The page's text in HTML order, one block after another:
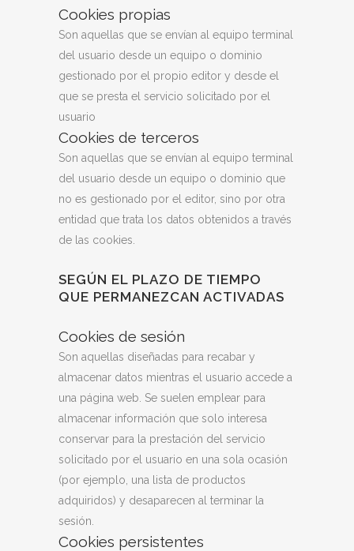
Cookies propias
Son aquellas que se envían al equipo terminal
del usuario desde un equipo o dominio
gestionado por el propio editor y desde el
que se presta el servicio solicitado por el
usuario
Cookies de terceros
Son aquellas que se envían al equipo terminal
del usuario desde un equipo o dominio que
no es gestionado por el editor, sino por otra
entidad que trata los datos obtenidos a través
de las cookies.
SEGÚN EL PLAZO DE TIEMPO
QUE PERMANEZCAN ACTIVADAS
Cookies de sesión
Son aquellas diseñadas para recabar y
almacenar datos mientras el usuario accede a
una página web. Se suelen emplear para
almacenar información que solo interesa
conservar para la prestación del servicio
solicitado por el usuario en una sola ocasión
(por ejemplo, una lista de productos
adquiridos) y desaparecen al terminar la
sesión.
Cookies persistentes